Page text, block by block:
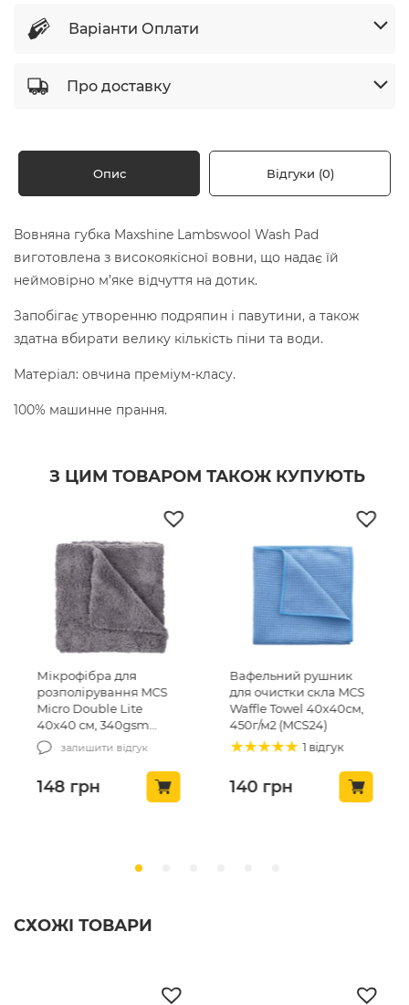
Варіанти Оплати
Про доставку
Опис Відгуки (0)
Вовняна губка Maxshine Lambswool Wash Pad
виготовлена з високоякісної вовни, що надає їй
неймовірно м’яке відчуття на дотик.
Запобігає утворенню подряпин і павутини, а також
здатна вбирати велику кількість піни та води.
Матеріал: овчина преміум-класу.
100% машинне прання.
З ЦИМ ТОВАРОМ ТАКОЖ КУПУЮТЬ
Вафельний рушник
для очистки скла MCS
Waffle Towel 40х40см,
450г/м2 (MCS24)
грн
Мікрофібровий
рушник для сушки
автомобіля CDL
Layer Twisted
50х80, 1200gsm
грн
СХОЖІ ТОВАРИ